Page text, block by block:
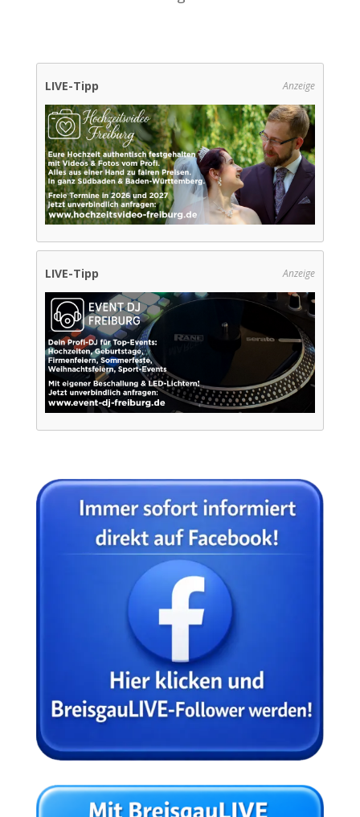
LIVE-Tipp Anzeige
LIVE-Tipp Anzeige